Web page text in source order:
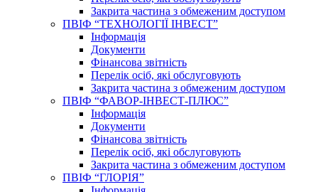
Закрита частина з обмеженим доступом
ПВІФ “ТЕХНОЛОГІЇ ІНВЕСТ”
Інформація
Документи
Фінансова звітність
Перелік осіб, які обслуговують
Закрита частина з обмеженим доступом
ПВІФ “ФАВОР-ІНВЕСТ-ПЛЮС”
Інформація
Документи
Фінансова звітність
Перелік осіб, які обслуговують
Закрита частина з обмеженим доступом
ПВІФ “ГЛОРІЯ”